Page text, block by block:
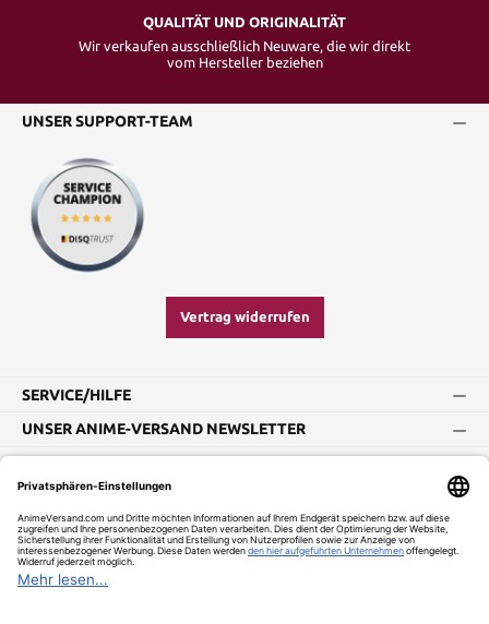
QUALITÄT UND ORIGINALITÄT
Wir verkaufen ausschließlich Neuware, die wir direkt
vom Hersteller beziehen
UNSER SUPPORT-TEAM
Vertrag widerrufen
SERVICE/HILFE
UNSER ANIME-VERSAND NEWSLETTER
Impressum